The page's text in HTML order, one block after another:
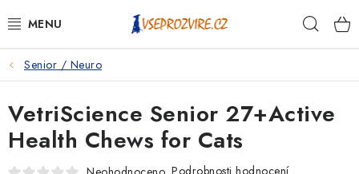
na
PSI
KOČKY
KONĚ
Senior / Neuro
VetriScience Senior 27+Active
Health Chews for Cats
Podrobnosti hodnocení